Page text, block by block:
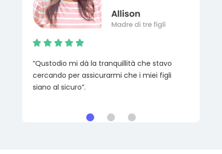
“Qustodio mi dà la tranquillità che stavo
cercando per assicurarmi che i miei figli
siano al sicuro”.